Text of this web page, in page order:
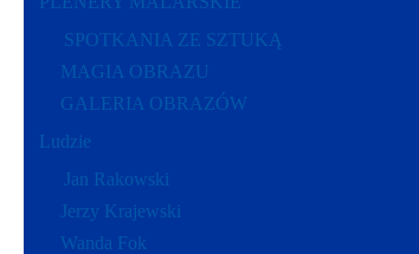
SPOTKANIA ZE SZTUKĄ
MAGIA OBRAZU
GALERIA OBRAZÓW
Ludzie
Jan Rakowski
Jerzy Krajewski
Wanda Fok